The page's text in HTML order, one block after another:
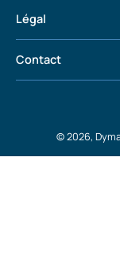
Légal
Contact
© 2026,